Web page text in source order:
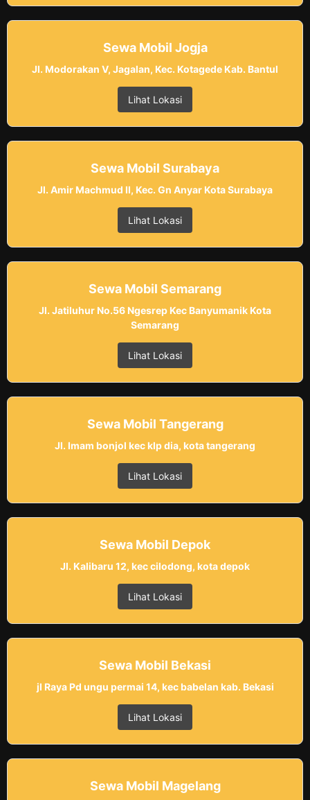
Sewa Mobil Jogja
Jl. Modorakan V, Jagalan, Kec. Kotagede Kab. Bantul
Lihat Lokasi
Sewa Mobil Surabaya
Jl. Amir Machmud II, Kec. Gn Anyar Kota Surabaya
Lihat Lokasi
Sewa Mobil Semarang
Jl. Jatiluhur No.56 Ngesrep Kec Banyumanik Kota
Semarang
Lihat Lokasi
Sewa Mobil Tangerang
Jl. Imam bonjol kec klp dia, kota tangerang
Lihat Lokasi
Sewa Mobil Depok
Jl. Kalibaru 12, kec cilodong, kota depok
Lihat Lokasi
Sewa Mobil Bekasi
jl Raya Pd ungu permai 14, kec babelan kab. Bekasi
Lihat Lokasi
Sewa Mobil Magelang